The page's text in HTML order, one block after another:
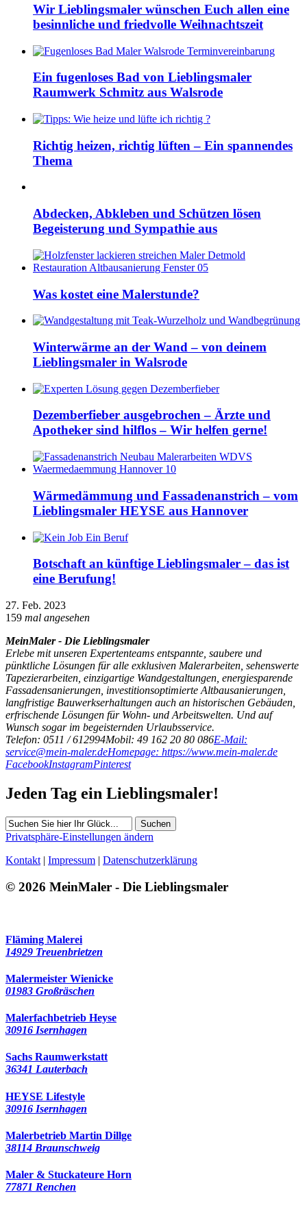
Wir Lieblingsmaler wünschen Euch allen eine
besinnliche und friedvolle Weihnachtszeit
Ein fugenloses Bad von Lieblingsmaler
Raumwerk Schmitz aus Walsrode
Richtig heizen, richtig lüften – Ein spannendes
Thema
Abdecken, Abkleben und Schützen lösen
Begeisterung und Sympathie aus
Was kostet eine Malerstunde?
Winterwärme an der Wand – von deinem
Lieblingsmaler in Walsrode
Dezemberfieber ausgebrochen – Ärzte und
Apotheker sind hilflos – Wir helfen gerne!
Wärmedämmung und Fassadenanstrich – vom
Lieblingsmaler HEYSE aus Hannover
Botschaft an künftige Lieblingsmaler – das ist
eine Berufung!
27. Feb. 2023
159 mal angesehen
MeinMaler - Die Lieblingsmaler
Erlebe mit unseren Expertenteams entspannte, saubere und
pünktliche Lösungen für alle exklusiven Malerarbeiten, sehenswerte
Tapezierarbeiten, einzigartige Wandgestaltungen, energiesparende
Fassadensanierungen, investitionsoptimierte Altbausanierungen,
langfristige Bauwerkserhaltungen auch an historischen Gebäuden,
erfrischende Lösungen für Wohn- und Arbeitswelten. Und auf
Wunsch sogar im begeisternden Urlaubsservice.
Telefon: 0511 / 612994Mobil: 49 162 20 80 086E-Mail:
service@mein-maler.deHomepage: https://www.mein-maler.de
FacebookInstagramPinterest
Jeden Tag ein Lieblingsmaler!
Suchen
Privatsphäre-Einstellungen ändern
Kontakt | Impressum | Datenschutzerklärung
© 2026 MeinMaler - Die Lieblingsmaler
Fläming Malerei
14929 Treuenbrietzen
Malermeister Wienicke
01983 Großräschen
Malerfachbetrieb Heyse
30916 Isernhagen
Sachs Raumwerkstatt
36341 Lauterbach
HEYSE Lifestyle
30916 Isernhagen
Malerbetrieb Martin Dillge
38114 Braunschweig
Maler & Stuckateure Horn
77871 Renchen